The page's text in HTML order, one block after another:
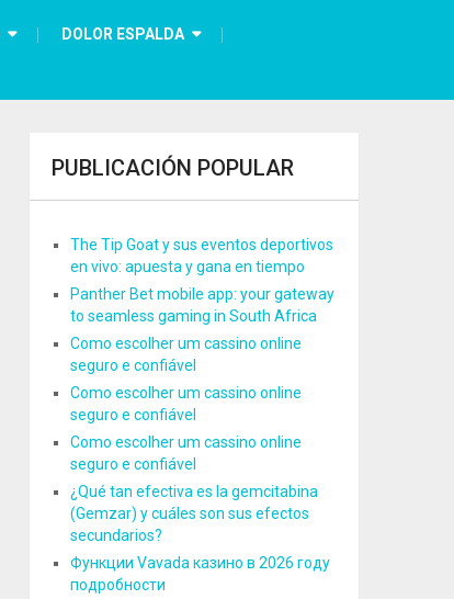
DOLOR ESPALDA
PUBLICACIÓN POPULAR
The Tip Goat y sus eventos deportivos
en vivo: apuesta y gana en tiempo
Panther Bet mobile app: your gateway
to seamless gaming in South Africa
Como escolher um cassino online
seguro e confiável
Como escolher um cassino online
seguro e confiável
Como escolher um cassino online
seguro e confiável
¿Qué tan efectiva es la gemcitabina
(Gemzar) y cuáles son sus efectos
secundarios?
Функции Vavada казино в 2026 году
подробности